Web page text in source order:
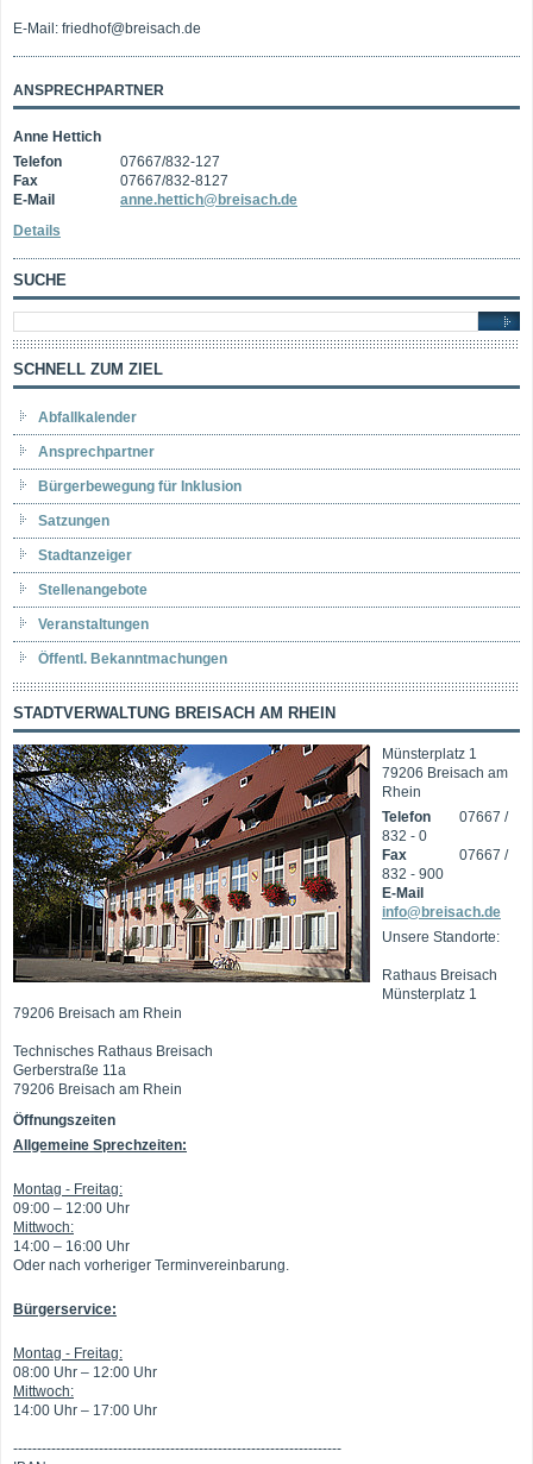
E-Mail: friedhof@breisach.de
ANSPRECHPARTNER
Anne Hettich
Telefon
07667/832-127
Fax
07667/832-8127
E-Mail
anne.hettich@breisach.de
Details
SUCHE
SCHNELL ZUM ZIEL
Abfallkalender
Ansprechpartner
Bürgerbewegung für Inklusion
Satzungen
Stadtanzeiger
Stellenangebote
Veranstaltungen
Öffentl. Bekanntmachungen
STADTVERWALTUNG BREISACH AM RHEIN
Münsterplatz 1
79206 Breisach am
Rhein
Telefon
07667 /
832 - 0
Fax
07667 /
832 - 900
E-Mail
info@breisach.de
Unsere Standorte:
Rathaus Breisach
Münsterplatz 1
79206 Breisach am Rhein
Technisches Rathaus Breisach
Gerberstraße 11a
79206 Breisach am Rhein
Öffnungszeiten
Allgemeine Sprechzeiten:
Montag - Freitag:
09:00 – 12:00 Uhr
Mittwoch:
14:00 – 16:00 Uhr
Oder nach vorheriger Terminvereinbarung.
Bürgerservice:
Montag - Freitag:
08:00 Uhr – 12:00 Uhr
Mittwoch:
14:00 Uhr – 17:00 Uhr
---------------------------------------------------------------------